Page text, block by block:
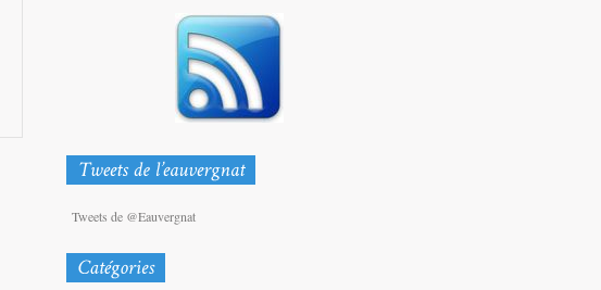
Tweets de @Eauvergnat